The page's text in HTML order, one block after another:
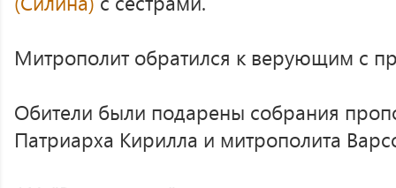
Митрополит обратился к верующим с
Обители были подарены собрания
Патриарха Кирилла и митрополита